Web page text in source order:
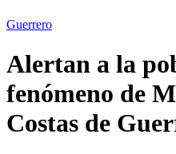
Guerrero
Alertan a la
fenómeno de
Costas de